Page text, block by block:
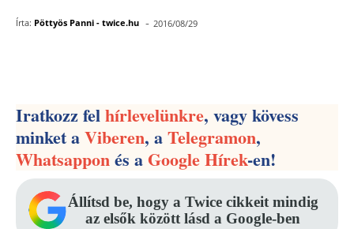
Írta: Pöttyös Panni - twice.hu - 2016/08/29
Iratkozz felhírlevelünkre, vagy kövess
minket aViberen, aTelegramon,
Whatsapponés aGoogle Hírek-en!
Állítsd be, hogy a Twice cikkeit mindig
az elsők között lásd a Google-ben